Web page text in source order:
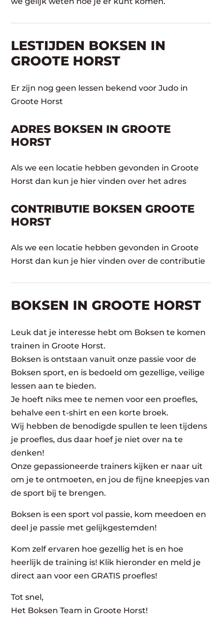
LESTIJDEN BOKSEN IN
GROOTE HORST
Er zijn nog geen lessen bekend voor Judo in
Groote Horst
ADRES BOKSEN IN GROOTE
HORST
Als we een locatie hebben gevonden in Groote
Horst dan kun je hier vinden over het adres
CONTRIBUTIE BOKSEN GROOTE
HORST
Als we een locatie hebben gevonden in Groote
Horst dan kun je hier vinden over de contributie
BOKSEN IN GROOTE HORST
Leuk dat je interesse hebt om Boksen te komen
trainen in Groote Horst.
Boksen is ontstaan vanuit onze passie voor de
Boksen sport, en is bedoeld om gezellige, veilige
lessen aan te bieden.
Je hoeft niks mee te nemen voor een proefles,
behalve een t-shirt en een korte broek.
Wij hebben de benodigde spullen te leen tijdens
je proefles, dus daar hoef je niet over na te
denken!
Onze gepassioneerde trainers kijken er naar uit
om je te ontmoeten, en jou de fijne kneepjes van
de sport bij te brengen.
Boksen is een sport vol passie, kom meedoen en
deel je passie met gelijkgestemden!
Kom zelf ervaren hoe gezellig het is en hoe
heerlijk de training is! Klik hieronder en meld je
direct aan voor een GRATIS proefles!
Tot snel,
Het Boksen Team in Groote Horst!